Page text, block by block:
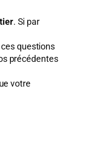
. Si par
questions
précédentes
votre